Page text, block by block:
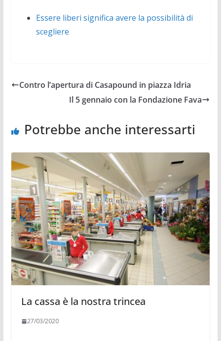
Essere liberi significa avere la possibilità di
scegliere
Contro l’apertura di Casapound in piazza Idria
Il 5 gennaio con la Fondazione Fava
Potrebbe anche interessarti
La cassa è la nostra trincea
27/03/2020